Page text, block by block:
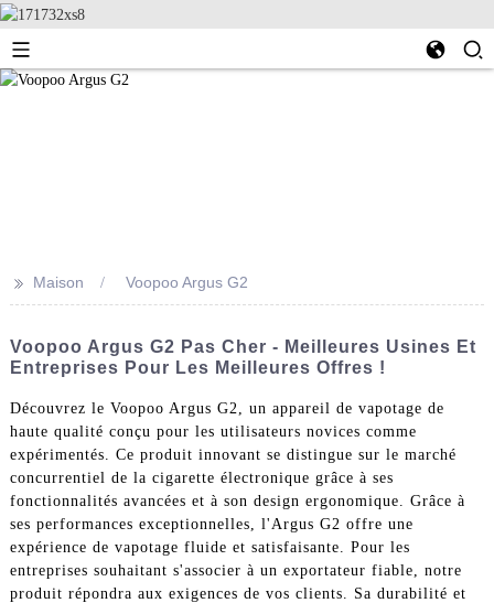
>> Maison Voopoo Argus G2
Voopoo Argus G2 Pas Cher - Meilleures Usines Et
Entreprises Pour Les Meilleures Offres !
Découvrez le Voopoo Argus G2, un appareil de vapotage de
haute qualité conçu pour les utilisateurs novices comme
expérimentés. Ce produit innovant se distingue sur le marché
concurrentiel de la cigarette électronique grâce à ses
fonctionnalités avancées et à son design ergonomique. Grâce à
ses performances exceptionnelles, l'Argus G2 offre une
expérience de vapotage fluide et satisfaisante. Pour les
entreprises souhaitant s'associer à un exportateur fiable, notre
produit répondra aux exigences de vos clients. Sa durabilité et